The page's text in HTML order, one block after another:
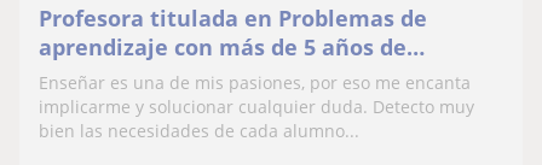
Profesora titulada en Problemas de
aprendizaje con más de 5 años de
experiencia, imparte clases de forma
online y presencial.
Enseñar es una de mis pasiones, por eso me encanta
implicarme y solucionar cualquier duda. Detecto muy
bien las necesidades de cada alumno...